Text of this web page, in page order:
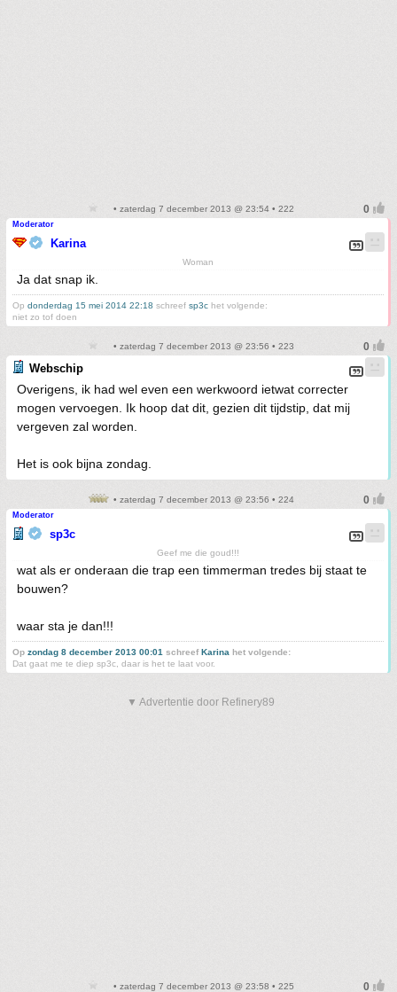
• zaterdag 7 december 2013 @ 23:54 • 222
Moderator
Karina
Woman
Ja dat snap ik.
Op donderdag 15 mei 2014 22:18 schreef sp3c het volgende:
niet zo tof doen
• zaterdag 7 december 2013 @ 23:56 • 223
Webschip
Overigens, ik had wel even een werkwoord ietwat correcter
mogen vervoegen. Ik hoop dat dit, gezien dit tijdstip, dat mij
vergeven zal worden.
Het is ook bijna zondag.
• zaterdag 7 december 2013 @ 23:56 • 224
Moderator
sp3c
Geef me die goud!!!
wat als er onderaan die trap een timmerman tredes bij staat te
bouwen?
waar sta je dan!!!
Op zondag 8 december 2013 00:01 schreefKarina het volgende:
Dat gaat me te diep sp3c, daar is het te laat voor.
▼ Advertentie door Refinery89
• zaterdag 7 december 2013 @ 23:58 • 225